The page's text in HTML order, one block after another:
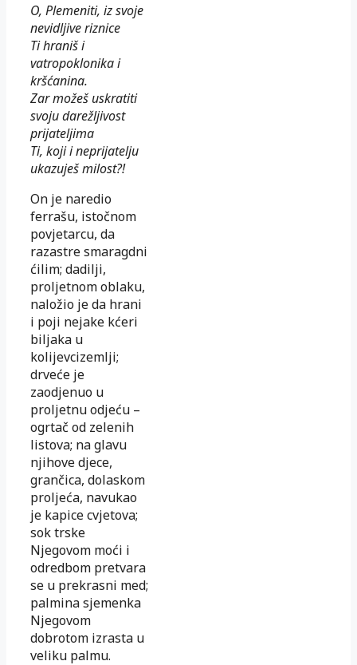
O, Plemeniti, iz svoje
nevidljive riznice
Ti hraniš i
vatropoklonika i
kršćanina.
Zar možeš uskratiti
svoju darežljivost
prijateljima
Ti, koji i neprijatelju
ukazuješ milost?!
On je naredio
ferrašu, istočnom
povjetarcu, da
razastre smaragdni
ćilim; dadilji,
proljetnom oblaku,
naložio je da hrani
i poji nejake kćeri
biljaka u
kolijevcizemlji;
drveće je
zaodjenuo u
proljetnu odjeću –
ogrtač od zelenih
listova; na glavu
njihove djece,
grančica, dolaskom
proljeća, navukao
je kapice cvjetova;
sok trske
Njegovom moći i
odredbom pretvara
se u prekrasni med;
palmina sjemenka
Njegovom
dobrotom izrasta u
veliku palmu.